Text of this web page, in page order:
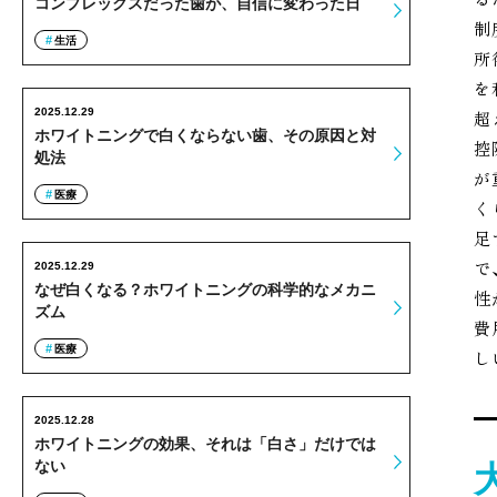
制
所
超
控
が
性
費
コンプレックスだった歯が、自信に変わった日
生活
ホワイトニングで白くならない歯、その原因と対
処法
2025.12.29
医療
なぜ白くなる？ホワイトニングの科学的なメカニ
ズム
2025.12.29
医療
ホワイトニングの効果、それは「白さ」だけでは
ない
2025.12.28